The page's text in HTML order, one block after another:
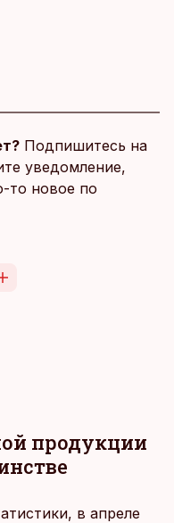
Подпишитесь на
уведомление,
то новое по
продукции
в апреле